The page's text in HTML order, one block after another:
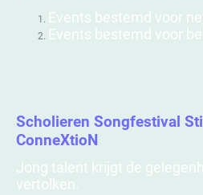
Events bestemd voor
Events bestemd voor
Scholieren Songfestival
ConneXtioN
Jong talent krijgt de
vertolken.